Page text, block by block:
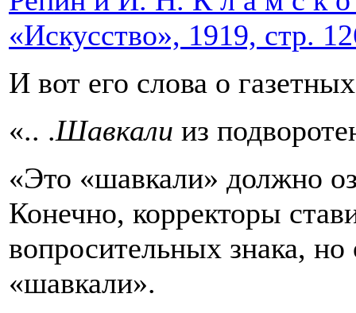
«Искусство», 1919, стр.
И вот его слова о
«.. .Шавкали из
«Это «шавкали» должно
Конечно, корректоры
вопросительных знака, но
«шавкали».